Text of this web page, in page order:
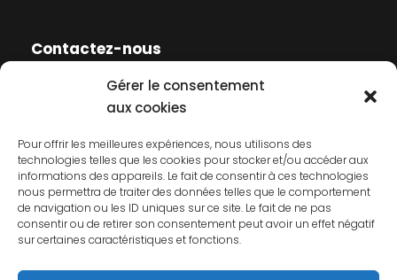
Gérer le consentement
aux cookies
Pour offrir les meilleures expériences, nous utilisons des
technologies telles que les cookies pour stocker et/ou accéder aux
informations des appareils. Le fait de consentir à ces technologies
nous permettra de traiter des données telles que le comportement
de navigation ou les ID uniques sur ce site. Le fait de ne pas
consentir ou de retirer son consentement peut avoir un effet négatif
sur certaines caractéristiques et fonctions.
Contactez-nous
Contactez-nous
Mentions légales
Politique de cookies
Politique de confidentialité